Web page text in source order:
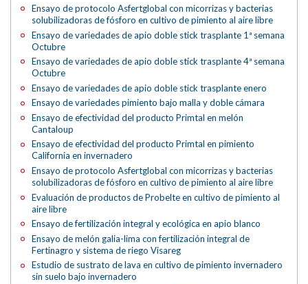
Ensayo de protocolo Asfertglobal con micorrizas y bacterias
solubilizadoras de fósforo en cultivo de pimiento al aire libre
Ensayo de variedades de apio doble stick trasplante 1ª semana
Octubre
Ensayo de variedades de apio doble stick trasplante 4ª semana
Octubre
Ensayo de variedades de apio doble stick trasplante enero
Ensayo de variedades pimiento bajo malla y doble cámara
Ensayo de efectividad del producto Primtal en melón
Cantaloup
Ensayo de efectividad del producto Primtal en pimiento
California en invernadero
Ensayo de protocolo Asfertglobal con micorrizas y bacterias
solubilizadoras de fósforo en cultivo de pimiento al aire libre
Evaluación de productos de Probelte en cultivo de pimiento al
aire libre
Ensayo de fertilización integral y ecológica en apio blanco
Ensayo de melón galia-lima con fertilización integral de
Fertinagro y sistema de riego Visareg
Estudio de sustrato de lava en cultivo de pimiento invernadero
sin suelo bajo invernadero